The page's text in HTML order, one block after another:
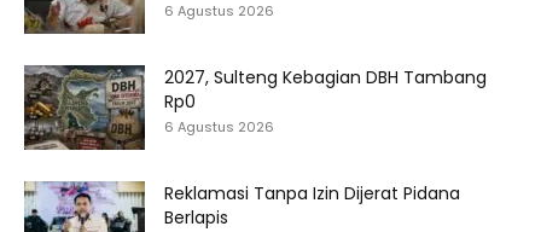
6 Agustus 2026
2027, Sulteng Kebagian DBH Tambang
Rp0
6 Agustus 2026
Reklamasi Tanpa Izin Dijerat Pidana
Berlapis